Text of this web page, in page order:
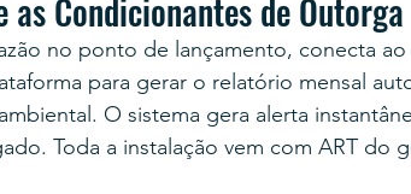
as Condicionantes de Outorga
no ponto de lançamento, conecta
para gerar o relatório mensal
O sistema gera alerta
Toda a instalação vem com ART do